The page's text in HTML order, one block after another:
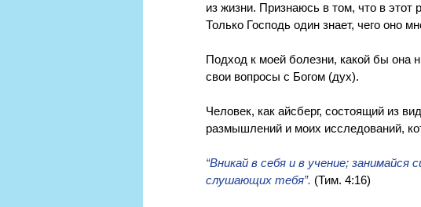
из жизни. Признаюсь в том, что в этот
Только Господь один знает, чего оно
Подход к моей болезни, какой бы она
свои вопросы с Богом (дух).
Человек, как айсберг, состоящий из
размышлений и моих исследований,
“Вникай в себя и в учение;
слушающих тебя”. (Тим. 4:16)